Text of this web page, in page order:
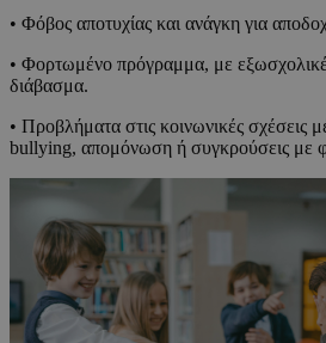
• Φόβος αποτυχίας και ανάγκη για
• Φορτωμένο πρόγραμμα, με
διάβασμα.
• Προβλήματα στις κοινωνικές σχέσεις
bullying, απομόνωση ή συγκρούσεις με